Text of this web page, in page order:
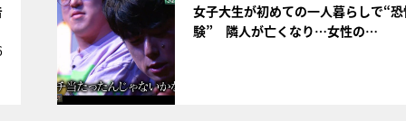
女子大生が初めての一人暮らしで“
験” 隣人が亡くなり…女性の…